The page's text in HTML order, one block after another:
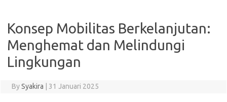
Konsep Mobilitas Berkelanjutan:
Menghemat dan Melindungi
Lingkungan
BySyakira 31 Januari 2025